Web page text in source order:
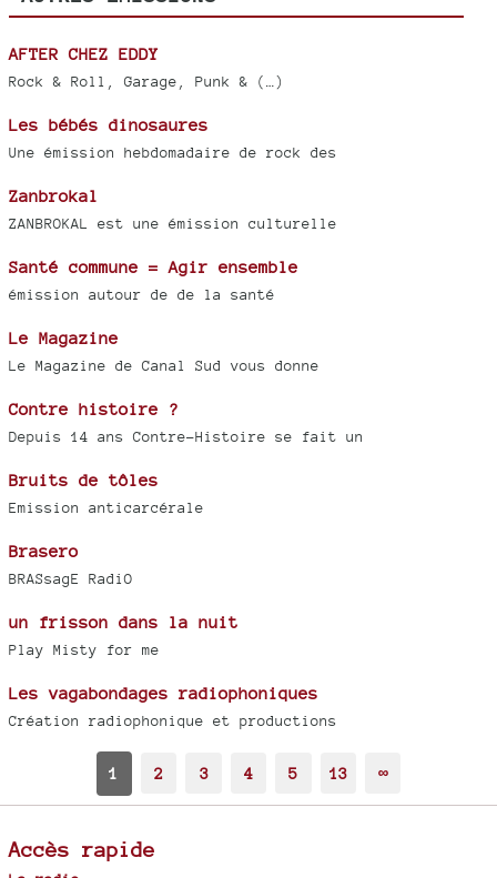
AFTER CHEZ EDDY
Rock & Roll, Garage, Punk & (…)
Les bébés dinosaures
Une émission hebdomadaire de rock des
Zanbrokal
ZANBROKAL est une émission culturelle
Santé commune = Agir ensemble
émission autour de de la santé
Le Magazine
Le Magazine de Canal Sud vous donne
Contre histoire ?
Depuis 14 ans Contre-Histoire se fait un
Bruits de tôles
Emission anticarcérale
Brasero
BRASsagE RadiO
un frisson dans la nuit
Play Misty for me
Les vagabondages radiophoniques
Création radiophonique et productions
1 2 3 4 5 13 ∞
Accès rapide